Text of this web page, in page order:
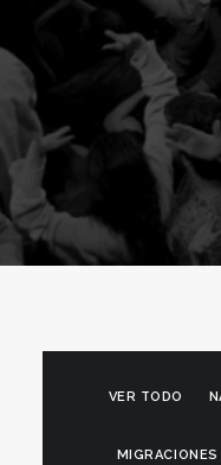
VER TODO
MIGRACIONES